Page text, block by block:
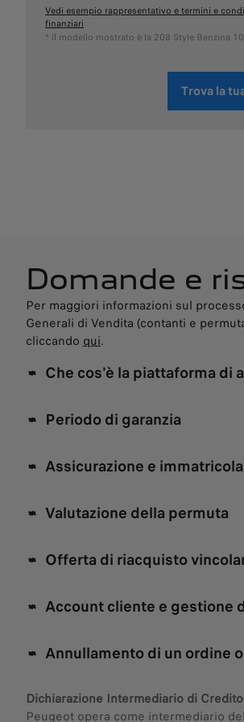
Vedi esempio rappresentativo e termini e
finanziari
* il modello mostrato è la 208 Style Benzina
Trova la
Domande e
Per maggiori informazioni sul
Generali di Vendita (contanti e
cliccando qui.
Che cos'è la piattaforma di
Periodo di garanzia
Assicurazione e
Valutazione della permuta
Offerta di riacquisto
Account cliente e gestione
Annullamento di un ordine
Dichiarazione Intermediario di Credito
Peugeot opera come intermediario